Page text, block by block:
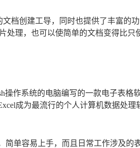
档创建工导，同时也提供了丰富的
理，也可以使简单的文档变得比只
操作系统的电脑编写的一款电子表格
成为最流行的个人计算机数据处理
单容易上手，而且日常工作涉及的